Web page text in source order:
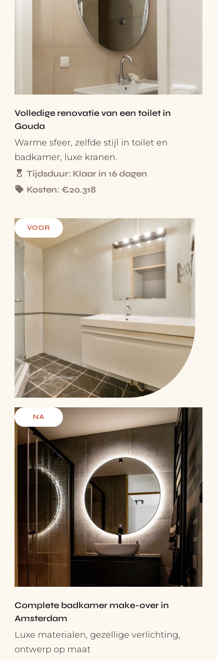
Volledige renovatie van een toilet in
Gouda
Warme sfeer, zelfde stijl in toilet en
badkamer, luxe kranen.
Tijdsduur: Klaar in 16 dagen
Kosten: €20.318
VOOR
NA
Complete badkamer make-over in
Amsterdam
Luxe materialen, gezellige verlichting,
ontwerp op maat